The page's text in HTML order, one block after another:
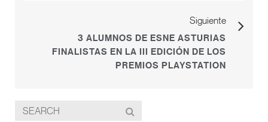
Siguiente
3 ALUMNOS DE ESNE ASTURIAS
FINALISTAS EN LA III EDICIÓN DE LOS
PREMIOS PLAYSTATION